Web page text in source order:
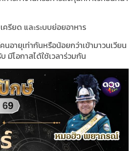
เครียด และระบบย่อยอาหาร
นอายุเท่ากันหรือน้อยกว่าเข้ามาวนเวียน
โอกาสได้ใช้เวลาร่วมกัน